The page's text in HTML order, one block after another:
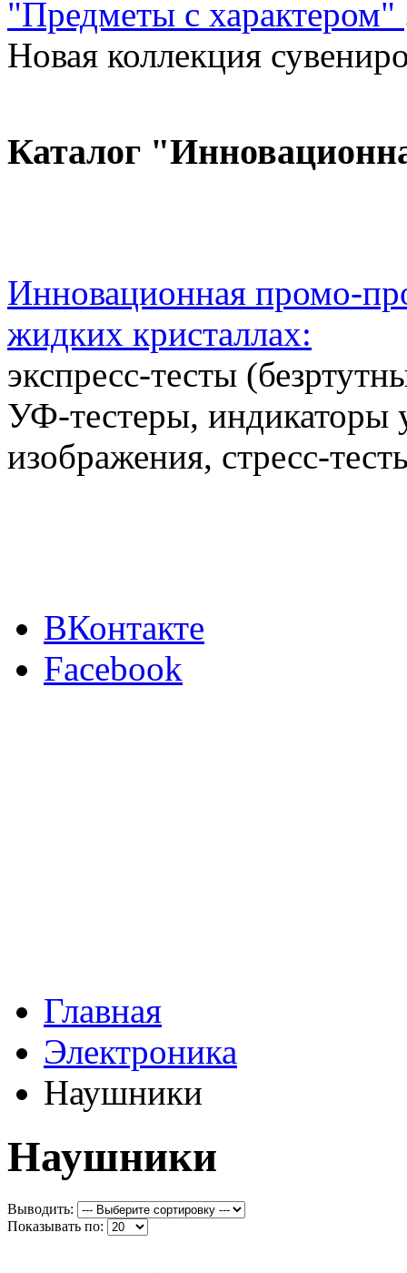
"Предметы с характером"
Новая коллекция
Каталог
Инновационная промо-
жидких кристаллах:
экспресс-тесты
УФ-тестеры, индикаторы
изображения, стресс-
ВКонтакте
Facebook
Главная
Электроника
Наушники
Наушники
Выводить:
Показывать по: